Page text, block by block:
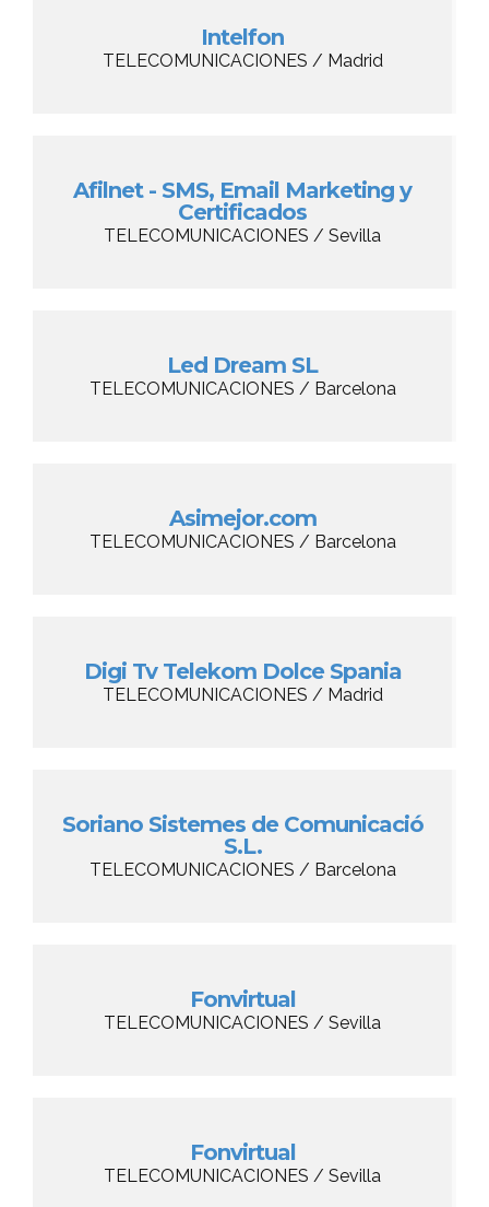
Intelfon
TELECOMUNICACIONES / Madrid
Afilnet - SMS, Email Marketing y
Certificados
TELECOMUNICACIONES / Sevilla
Led Dream SL
TELECOMUNICACIONES / Barcelona
Asimejor.com
TELECOMUNICACIONES / Barcelona
Digi Tv Telekom Dolce Spania
TELECOMUNICACIONES / Madrid
Soriano Sistemes de Comunicació
S.L.
TELECOMUNICACIONES / Barcelona
Fonvirtual
TELECOMUNICACIONES / Sevilla
Fonvirtual
TELECOMUNICACIONES / Sevilla